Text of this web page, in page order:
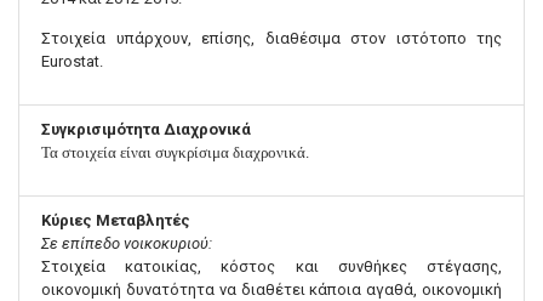
Στοιχεία υπάρχουν, επίσης, διαθέσιμα στον ιστότοπο της
Eurostat.
Συγκρισιμότητα Διαχρονικά
Τα στοιχεία είναι συγκρίσιμα διαχρονικά.
Κύριες Μεταβλητές
Σε επίπεδο νοικοκυριού:
Στοιχεία κατοικίας, κόστος και συνθήκες στέγασης,
οικονομική δυνατότητα να διαθέτει κάποια αγαθά, οικονομική